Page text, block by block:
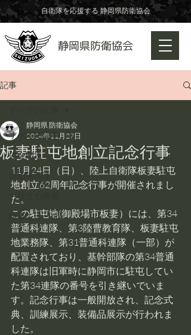
​静岡県防衛協会
自衛隊を応援する 静岡県防衛協会
記事
すべての記事
協会関連
自衛隊関連
お役立ち情報
時事ニュース
板妻駐屯地創立記念行事
静岡県 防衛協会
2024年11月27日
11月24日（日）、陸上自衛隊板妻駐屯
地創立62周年記念行事が開催されまし
た。
この駐屯地(御殿場市板妻）には、第34
普通科連隊、第3陸曹教育隊、板妻駐屯
地業務隊、第31普通科連隊（一部）が
配置されており、基幹部隊の第34普通
科連隊は旧軍時に静岡市に駐屯してい
た第34連隊の番号を引き継いでいま
す。記念行事は一般開放され、記念式
典、訓練展示、装備品展示が行われま
した。